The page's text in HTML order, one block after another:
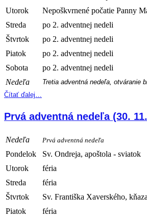
Utorok
Nepoškvrnené počatie Panny
Streda
po 2. adventnej nedeli
Štvrtok
po 2. adventnej nedeli
Piatok
po 2. adventnej nedeli
Sobota
po 2. adventnej nedeli
Nedeľa
Tretia adventná nedeľa, otváranie
Čítať ďalej…
Prvá adventná nedeľa (30.
Nedeľa Prvá adventná nedeľa
Pondelok
Sv. Ondreja, apoštola - sviatok
Utorok
féria
Streda
féria
Štvrtok
Sv. Františka Xaverského,
Piatok
féria